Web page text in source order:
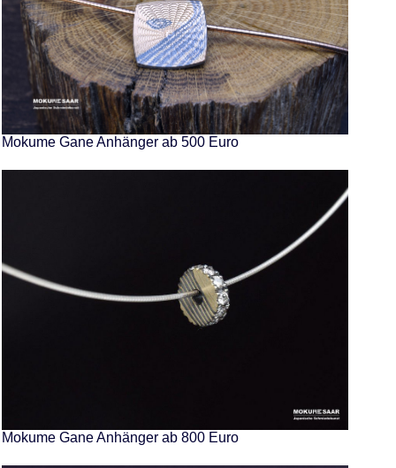
Mokume Gane Anhänger ab 500 Euro
Mokume Gane Anhänger ab 800 Euro